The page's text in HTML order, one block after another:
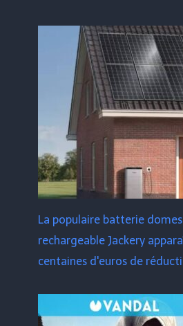
La populaire batterie
rechargeable Jackery
centaines d'euros de